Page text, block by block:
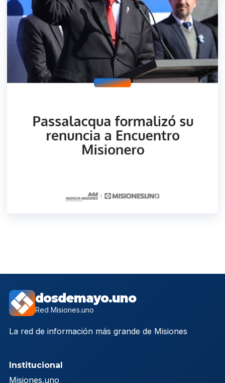
dosdemayo.uno
Red Misiones.uno
La red de información más grande de Misiones
Institucional
Misiones.uno